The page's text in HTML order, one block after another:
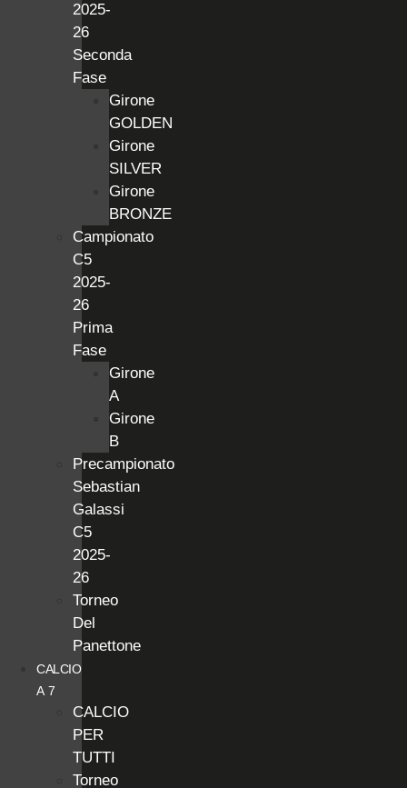
2025-
26
Seconda
Fase
Girone
GOLDEN
Girone
SILVER
Girone
BRONZE
Campionato
C5
2025-
26
Prima
Fase
Girone
A
Girone
B
Precampionato
Sebastian
Galassi
C5
2025-
26
Torneo
Del
Panettone
CALCIO
A 7
CALCIO
PER
TUTTI
Torneo